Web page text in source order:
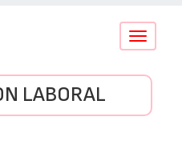
Conmutar
LABORAL